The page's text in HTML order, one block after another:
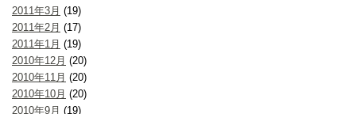
2011年3月 (19)
2011年2月 (17)
2011年1月 (19)
2010年12月 (20)
2010年11月 (20)
2010年10月 (20)
2010年9月 (19)